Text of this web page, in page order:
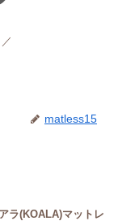
matless15
ラ(KOALA)マットレ